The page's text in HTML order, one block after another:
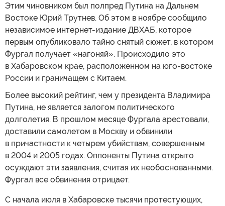
Этим чиновником был полпред Путина на Дальнем
Востоке Юрий Трутнев. Об этом в ноябре сообщило
независимое интернет-издание ДВХАБ, которое
первым опубликовало тайно снятый сюжет, в котором
Фургал получает «нагоняй». Происходило это
в Хабаровском крае, расположенном на юго-востоке
России и граничащем с Китаем.
Более высокий рейтинг, чем у президента Владимира
Путина, не является залогом политического
долголетия. В прошлом месяце Фургала арестовали,
доставили самолетом в Москву и обвинили
в причастности к четырем убийствам, совершенным
в 2004 и 2005 годах. Оппоненты Путина открыто
осуждают эти заявления, считая их необоснованными.
Фургал все обвинения отрицает.
С начала июля в Хабаровске тысячи протестующих,